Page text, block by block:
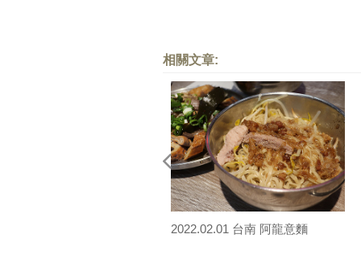
相關文章:
2022.02.01 台南 阿龍意麵